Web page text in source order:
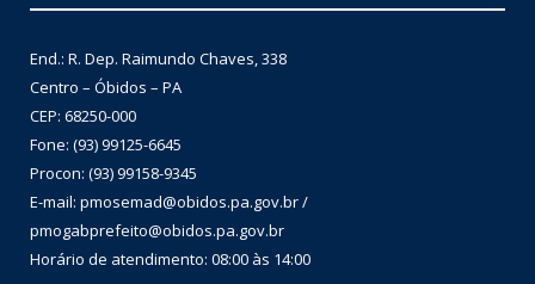
End.: R. Dep. Raimundo Chaves, 338
Centro – Óbidos – PA
CEP: 68250-000
Fone: (93) 99125-6645
Procon: (93) 99158-9345
E-mail: pmosemad@obidos.pa.gov.br /
pmogabprefeito@obidos.pa.gov.br
Horário de atendimento: 08:00 às 14:00